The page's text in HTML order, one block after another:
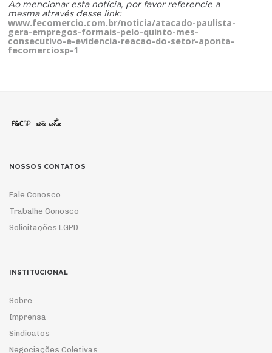
Ao mencionar esta notícia, por favor referencie a
mesma através desse link:
www.fecomercio.com.br/noticia/atacado-paulista-
gera-empregos-formais-pelo-quinto-mes-
consecutivo-e-evidencia-reacao-do-setor-aponta-
fecomerciosp-1
NOSSOS CONTATOS
Fale Conosco
Trabalhe Conosco
Solicitações LGPD
INSTITUCIONAL
Sobre
Imprensa
Sindicatos
Negociações Coletivas